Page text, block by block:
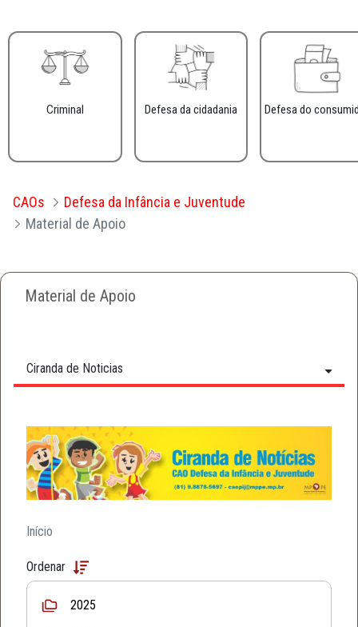
Criminal Defesa da cidadania Defesa do
CAOs
Defesa da Infância e Juventude
Material de Apoio
Material de Apoio
Ciranda de Noticias
Início
Ordenar
2025